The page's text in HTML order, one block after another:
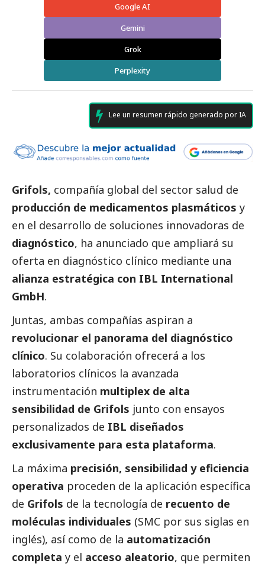
Google AI
Gemini
Grok
Perplexity
Lee un resumen rápido generado por IA
Grifols, compañía global del sector salud de
producción de medicamentos plasmáticos y
en el desarrollo de soluciones innovadoras de
diagnóstico, ha anunciado que ampliará su
oferta en diagnóstico clínico mediante una
alianza estratégica con IBL International
GmbH.
Juntas, ambas compañías aspiran a
revolucionar el panorama del diagnóstico
clínico. Su colaboración ofrecerá a los
laboratorios clínicos la avanzada
instrumentación multiplex de alta
sensibilidad de Grifols junto con ensayos
personalizados de IBL diseñados
exclusivamente para esta plataforma.
La máxima precisión, sensibilidad y eficiencia
operativa proceden de la aplicación específica
de Grifols de la tecnología de recuento de
moléculas individuales (SMC por sus siglas en
inglés), así como de la automatización
completa y el acceso aleatorio, que permiten